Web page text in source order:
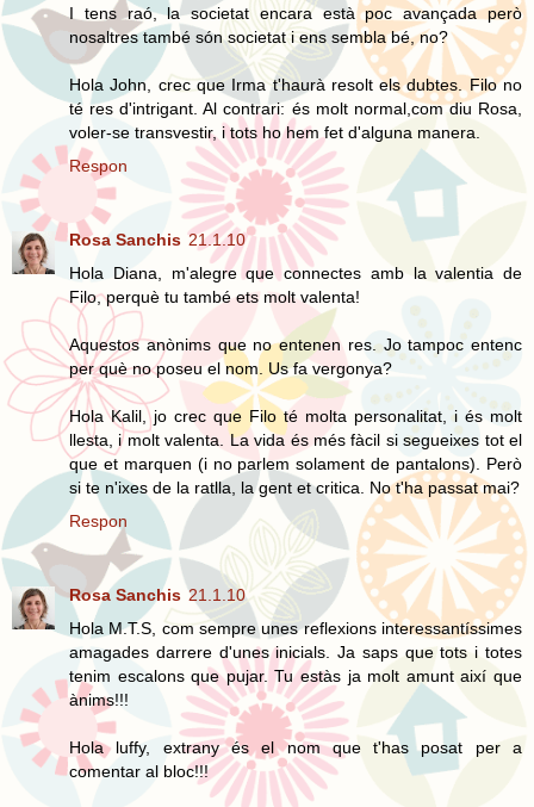
I tens raó, la societat encara està poc avançada però
nosaltres també són societat i ens sembla bé, no?
Hola John, crec que Irma t'haurà resolt els dubtes. Filo no
té res d'intrigant. Al contrari: és molt normal,com diu Rosa,
voler-se transvestir, i tots ho hem fet d'alguna manera.
Respon
Rosa Sanchis 21.1.10
Hola Diana, m'alegre que connectes amb la valentia de
Filo, perquè tu també ets molt valenta!
Aquestos anònims que no entenen res. Jo tampoc entenc
per què no poseu el nom. Us fa vergonya?
Hola Kalil, jo crec que Filo té molta personalitat, i és molt
llesta, i molt valenta. La vida és més fàcil si segueixes tot el
que et marquen (i no parlem solament de pantalons). Però
si te n'ixes de la ratlla, la gent et critica. No t'ha passat mai?
Respon
Rosa Sanchis 21.1.10
Hola M.T.S, com sempre unes reflexions interessantíssimes
amagades darrere d'unes inicials. Ja saps que tots i totes
tenim escalons que pujar. Tu estàs ja molt amunt així que
ànims!!!
Hola luffy, extrany és el nom que t'has posat per a
comentar al bloc!!!